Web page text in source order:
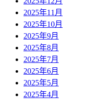
2025年11月
2025年10月
2025年9月
2025年8月
2025年7月
2025年6月
2025年5月
2025年4月